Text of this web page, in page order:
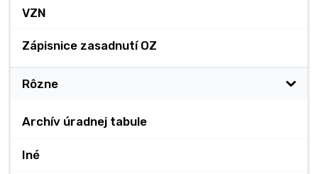
VZN
Zápisnice zasadnutí OZ
Rôzne
Archív úradnej tabule
Iné